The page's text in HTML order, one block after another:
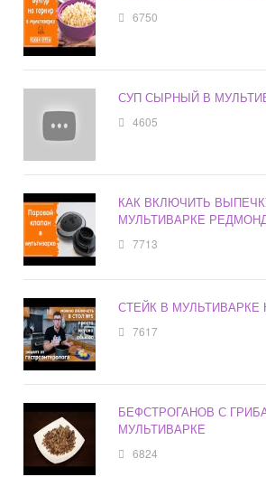
6750
СУП СЫРНЫЙ В
4605
КАК ВКЛЮЧИТЬ
МУЛЬТИВАРКЕ
7713
СТЕЙК В МУЛЬТИВАРКЕ
7617
БЕФСТРОГАНОВ С
МУЛЬТИВАРКЕ
6824